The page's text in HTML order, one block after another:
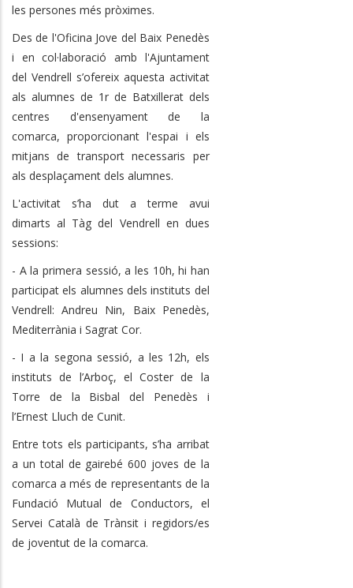
les persones més pròximes.
Des de l'Oficina Jove del Baix Penedès
i en col·laboració amb l'Ajuntament
del Vendrell s’ofereix aquesta activitat
als alumnes de 1r de Batxillerat dels
centres d'ensenyament de la
comarca, proporcionant l'espai i els
mitjans de transport necessaris per
als desplaçament dels alumnes.
L'activitat s’ha dut a terme avui
dimarts al Tàg del Vendrell en dues
sessions:
- A la primera sessió, a les 10h, hi han
participat els alumnes dels instituts del
Vendrell: Andreu Nin, Baix Penedès,
Mediterrània i Sagrat Cor.
- I a la segona sessió, a les 12h, els
instituts de l’Arboç, el Coster de la
Torre de la Bisbal del Penedès i
l’Ernest Lluch de Cunit.
Entre tots els participants, s’ha arribat
a un total de gairebé 600 joves de la
comarca a més de representants de la
Fundació Mutual de Conductors, el
Servei Català de Trànsit i regidors/es
de joventut de la comarca.